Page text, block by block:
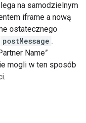
na samodzielnym
iframe a nową
ostatecznego
postMessage .
Name”
mogli w ten sposób